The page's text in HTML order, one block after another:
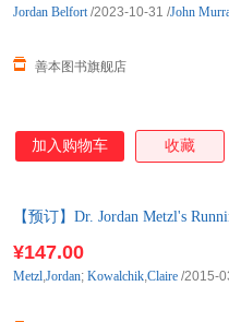
善本图书旗舰店
Jordan Belfort/2023-10-31 /John
加入购物车 收藏
【预订】Dr. Jordan Metzl's
¥147.00
Metzl,Jordan; Kowalchik,Claire /2015-